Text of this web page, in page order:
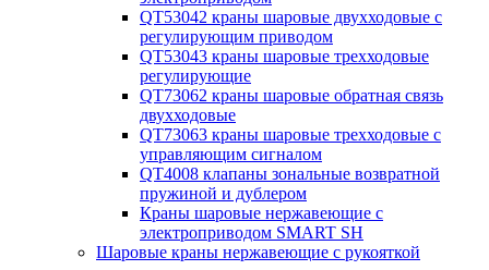
QT53042 краны шаровые двухходовые с
регулирующим приводом
QT53043 краны шаровые трехходовые
регулирующие
QT73062 краны шаровые обратная связь
двухходовые
QT73063 краны шаровые трехходовые с
управляющим сигналом
QT4008 клапаны зональные возвратной
пружиной и дублером
Краны шаровые нержавеющие с
электроприводом SMART SH
Шаровые краны нержавеющие с рукояткой